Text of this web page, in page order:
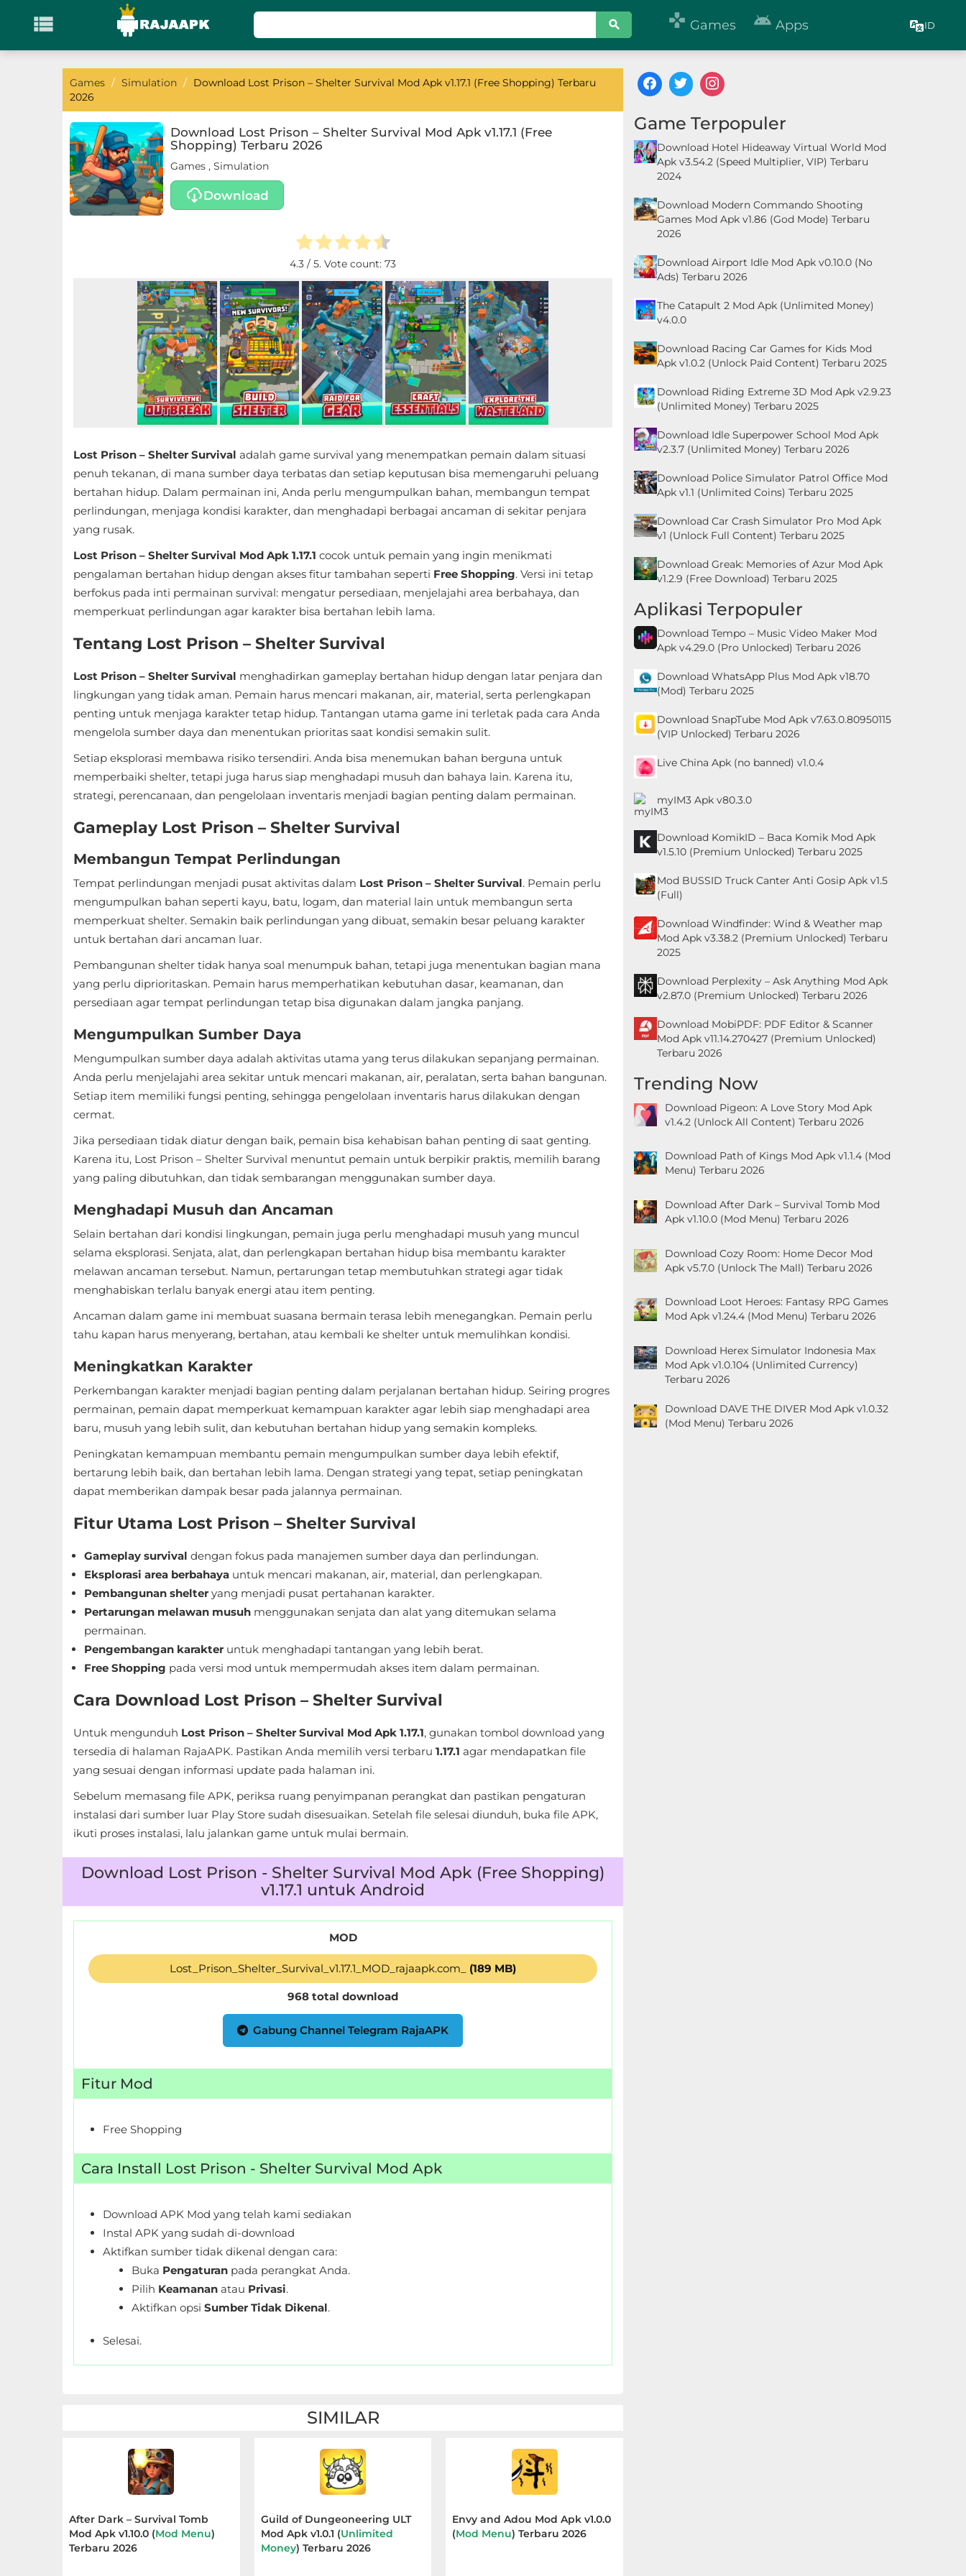
  Games  Apps ID
KATEGORI
Games
Adventure
Simulation
Standalone
Reference
Communication
Education
Photography
Productivity
Games / Simulation / Download Lost Prison – Shelter Survival Mod Apk v1.17.1 (Free Shopping) Terbaru
2026
Download Lost Prison – Shelter Survival Mod Apk v1.17.1 (Free
Shopping) Terbaru 2026
Games , Simulation
Download
4.3 / 5. Vote count: 73
Lost Prison – Shelter Survival adalah game survival yang menempatkan pemain dalam situasi
penuh tekanan, di mana sumber daya terbatas dan setiap keputusan bisa memengaruhi peluang
bertahan hidup. Dalam permainan ini, Anda perlu mengumpulkan bahan, membangun tempat
perlindungan, menjaga kondisi karakter, dan menghadapi berbagai ancaman di sekitar penjara
yang rusak.
Lost Prison – Shelter Survival Mod Apk 1.17.1 cocok untuk pemain yang ingin menikmati
pengalaman bertahan hidup dengan akses fitur tambahan seperti Free Shopping. Versi ini tetap
berfokus pada inti permainan survival: mengatur persediaan, menjelajahi area berbahaya, dan
memperkuat perlindungan agar karakter bisa bertahan lebih lama.
Tentang Lost Prison – Shelter Survival
Lost Prison – Shelter Survival menghadirkan gameplay bertahan hidup dengan latar penjara dan
lingkungan yang tidak aman. Pemain harus mencari makanan, air, material, serta perlengkapan
penting untuk menjaga karakter tetap hidup. Tantangan utama game ini terletak pada cara Anda
mengelola sumber daya dan menentukan prioritas saat kondisi semakin sulit.
Setiap eksplorasi membawa risiko tersendiri. Anda bisa menemukan bahan berguna untuk
memperbaiki shelter, tetapi juga harus siap menghadapi musuh dan bahaya lain. Karena itu,
strategi, perencanaan, dan pengelolaan inventaris menjadi bagian penting dalam permainan.
Gameplay Lost Prison – Shelter Survival
Membangun Tempat Perlindungan
Tempat perlindungan menjadi pusat aktivitas dalam Lost Prison – Shelter Survival. Pemain perlu
mengumpulkan bahan seperti kayu, batu, logam, dan material lain untuk membangun serta
memperkuat shelter. Semakin baik perlindungan yang dibuat, semakin besar peluang karakter
untuk bertahan dari ancaman luar.
Pembangunan shelter tidak hanya soal menumpuk bahan, tetapi juga menentukan bagian mana
yang perlu diprioritaskan. Pemain harus memperhatikan kebutuhan dasar, keamanan, dan
persediaan agar tempat perlindungan tetap bisa digunakan dalam jangka panjang.
Mengumpulkan Sumber Daya
Mengumpulkan sumber daya adalah aktivitas utama yang terus dilakukan sepanjang permainan.
Anda perlu menjelajahi area sekitar untuk mencari makanan, air, peralatan, serta bahan bangunan.
Setiap item memiliki fungsi penting, sehingga pengelolaan inventaris harus dilakukan dengan
cermat.
Jika persediaan tidak diatur dengan baik, pemain bisa kehabisan bahan penting di saat genting.
Karena itu, Lost Prison – Shelter Survival menuntut pemain untuk berpikir praktis, memilih barang
yang paling dibutuhkan, dan tidak sembarangan menggunakan sumber daya.
Menghadapi Musuh dan Ancaman
Selain bertahan dari kondisi lingkungan, pemain juga perlu menghadapi musuh yang muncul
selama eksplorasi. Senjata, alat, dan perlengkapan bertahan hidup bisa membantu karakter
melawan ancaman tersebut. Namun, pertarungan tetap membutuhkan strategi agar tidak
menghabiskan terlalu banyak energi atau item penting.
Ancaman dalam game ini membuat suasana bermain terasa lebih menegangkan. Pemain perlu
tahu kapan harus menyerang, bertahan, atau kembali ke shelter untuk memulihkan kondisi.
Meningkatkan Karakter
Perkembangan karakter menjadi bagian penting dalam perjalanan bertahan hidup. Seiring progres
permainan, pemain dapat memperkuat kemampuan karakter agar lebih siap menghadapi area
baru, musuh yang lebih sulit, dan kebutuhan bertahan hidup yang semakin kompleks.
Peningkatan kemampuan membantu pemain mengumpulkan sumber daya lebih efektif,
bertarung lebih baik, dan bertahan lebih lama. Dengan strategi yang tepat, setiap peningkatan
dapat memberikan dampak besar pada jalannya permainan.
Fitur Utama Lost Prison – Shelter Survival
Gameplay survival dengan fokus pada manajemen sumber daya dan perlindungan.
Eksplorasi area berbahaya untuk mencari makanan, air, material, dan perlengkapan.
Pembangunan shelter yang menjadi pusat pertahanan karakter.
Pertarungan melawan musuh menggunakan senjata dan alat yang ditemukan selama
permainan.
Pengembangan karakter untuk menghadapi tantangan yang lebih berat.
Free Shopping pada versi mod untuk mempermudah akses item dalam permainan.
Cara Download Lost Prison – Shelter Survival
Untuk mengunduh Lost Prison – Shelter Survival Mod Apk 1.17.1, gunakan tombol download yang
tersedia di halaman RajaAPK. Pastikan Anda memilih versi terbaru 1.17.1 agar mendapatkan file
yang sesuai dengan informasi update pada halaman ini.
Sebelum memasang file APK, periksa ruang penyimpanan perangkat dan pastikan pengaturan
instalasi dari sumber luar Play Store sudah disesuaikan. Setelah file selesai diunduh, buka file APK,
ikuti proses instalasi, lalu jalankan game untuk mulai bermain.
Download Lost Prison - Shelter Survival Mod Apk (Free Shopping)
v1.17.1 untuk Android
MOD
Lost_Prison_Shelter_Survival_v1.17.1_MOD_rajaapk.com_ (189 MB)
968 total download
Gabung Channel Telegram RajaAPK
Fitur Mod
Free Shopping
Cara Install Lost Prison - Shelter Survival Mod Apk
Download APK Mod yang telah kami sediakan
Instal APK yang sudah di-download
Aktifkan sumber tidak dikenal dengan cara:
Buka Pengaturan pada perangkat Anda.
Pilih Keamanan atau Privasi.
Aktifkan opsi Sumber Tidak Dikenal.
Selesai.
SIMILAR
After Dark – Survival Tomb
Mod Apk v1.10.0 (Mod Menu)
Terbaru 2026
Guild of Dungeoneering ULT
Mod Apk v1.0.1 (Unlimited
Money) Terbaru 2026
Envy and Adou Mod Apk v1.0.0
(Mod Menu) Terbaru 2026
Game Terpopuler
Download Hotel Hideaway Virtual World Mod
Apk v3.54.2 (Speed Multiplier, VIP) Terbaru
2024
Download Modern Commando Shooting
Games Mod Apk v1.86 (God Mode) Terbaru
2026
Download Airport Idle Mod Apk v0.10.0 (No
Ads) Terbaru 2026
The Catapult 2 Mod Apk (Unlimited Money)
v4.0.0
Download Racing Car Games for Kids Mod
Apk v1.0.2 (Unlock Paid Content) Terbaru 2025
Download Riding Extreme 3D Mod Apk v2.9.23
(Unlimited Money) Terbaru 2025
Download Idle Superpower School Mod Apk
v2.3.7 (Unlimited Money) Terbaru 2026
Download Police Simulator Patrol Office Mod
Apk v1.1 (Unlimited Coins) Terbaru 2025
Download Car Crash Simulator Pro Mod Apk
v1 (Unlock Full Content) Terbaru 2025
Download Greak: Memories of Azur Mod Apk
v1.2.9 (Free Download) Terbaru 2025
Aplikasi Terpopuler
Download Tempo – Music Video Maker Mod
Apk v4.29.0 (Pro Unlocked) Terbaru 2026
Download WhatsApp Plus Mod Apk v18.70
(Mod) Terbaru 2025
Download SnapTube Mod Apk v7.63.0.80950115
(VIP Unlocked) Terbaru 2026
Live China Apk (no banned) v1.0.4
myIM3 Apk v80.3.0
Download KomikID – Baca Komik Mod Apk
v1.5.10 (Premium Unlocked) Terbaru 2025
Mod BUSSID Truck Canter Anti Gosip Apk v1.5
(Full)
Download Windfinder: Wind & Weather map
Mod Apk v3.38.2 (Premium Unlocked) Terbaru
2025
Download Perplexity – Ask Anything Mod Apk
v2.87.0 (Premium Unlocked) Terbaru 2026
Download MobiPDF: PDF Editor & Scanner
Mod Apk v11.14.270427 (Premium Unlocked)
Terbaru 2026
Trending Now
Download Pigeon: A Love Story Mod Apk
v1.4.2 (Unlock All Content) Terbaru 2026
Download Path of Kings Mod Apk v1.1.4 (Mod
Menu) Terbaru 2026
Download After Dark – Survival Tomb Mod
Apk v1.10.0 (Mod Menu) Terbaru 2026
Download Cozy Room: Home Decor Mod
Apk v5.7.0 (Unlock The Mall) Terbaru 2026
Download Loot Heroes: Fantasy RPG Games
Mod Apk v1.24.4 (Mod Menu) Terbaru 2026
Download Herex Simulator Indonesia Max
Mod Apk v1.0.104 (Unlimited Currency)
Terbaru 2026
Download DAVE THE DIVER Mod Apk v1.0.32
(Mod Menu) Terbaru 2026